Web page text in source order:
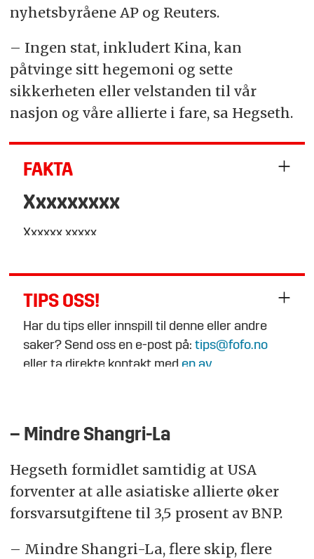
nyhetsbyråene AP og Reuters.
– Ingen stat, inkludert Kina, kan
påtvinge sitt hegemoni og sette
sikkerheten eller velstanden til vår
nasjon og våre allierte i fare, sa Hegseth.
FAKTA
Xxxxxxxxx
Xxxxxx xxxxx
TIPS OSS!
Har du tips eller innspill til denne eller andre
saker? Send oss en e-post på:tips@fofo.no
eller ta direkte kontakt med en av
– Mindre Shangri-La
Hegseth formidlet samtidig at USA
forventer at alle asiatiske allierte øker
forsvarsutgiftene til 3,5 prosent av BNP.
– Mindre Shangri-La, flere skip, flere